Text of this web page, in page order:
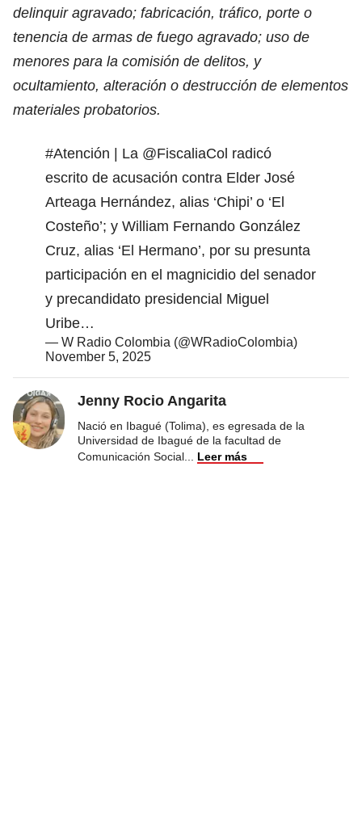
delinquir agravado; fabricación, tráfico, porte o
tenencia de armas de fuego agravado; uso de
menores para la comisión de delitos, y
ocultamiento, alteración o destrucción de elementos
materiales probatorios.
#Atención | La @FiscaliaCol radicó
escrito de acusación contra Elder José
Arteaga Hernández, alias ‘Chipi’ o ‘El
Costeño’; y William Fernando González
Cruz, alias ‘El Hermano’, por su presunta
participación en el magnicidio del senador
y precandidato presidencial Miguel
Uribe…
— W Radio Colombia (@WRadioColombia)
November 5, 2025
Jenny Rocio Angarita
Nació en Ibagué (Tolima), es egresada de la
Universidad de Ibagué de la facultad de
Comunicación Social
Leer más